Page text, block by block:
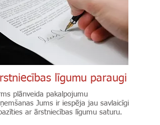
līgumu paraugi
plānveida pakalpojumu
Jums ir iespēja jau savlaicīgi
ar ārstniecības līgumu saturu.